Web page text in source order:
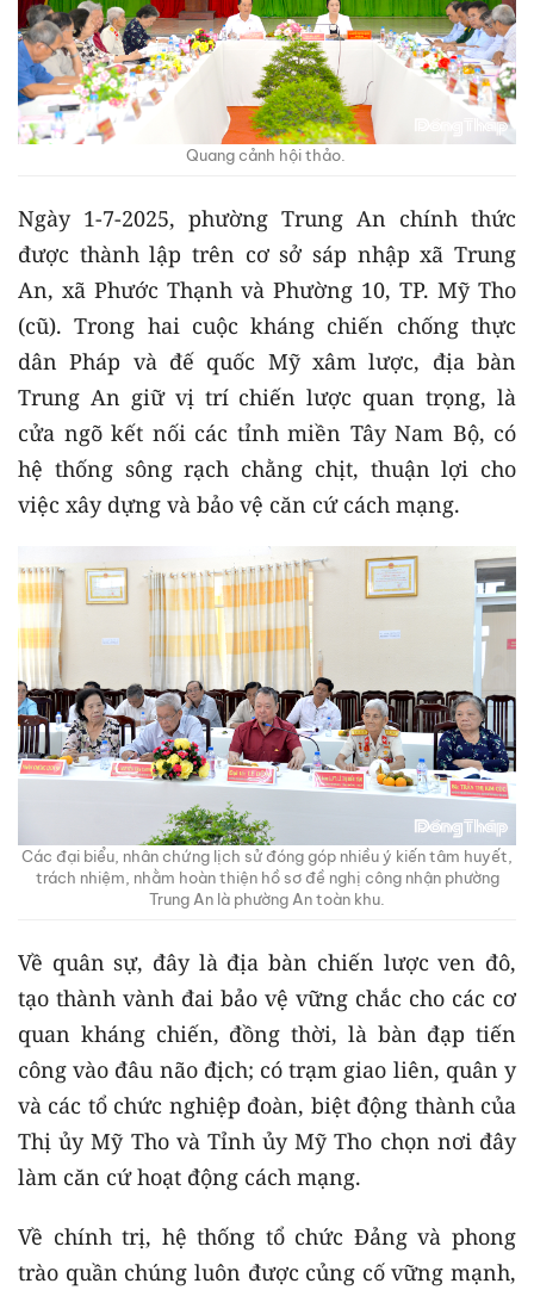
Quang cảnh hội thảo.
Ngày 1-7-2025, phường Trung An chính thức
được thành lập trên cơ sở sáp nhập xã Trung
An, xã Phước Thạnh và Phường 10, TP. Mỹ Tho
(cũ). Trong hai cuộc kháng chiến chống thực
dân Pháp và đế quốc Mỹ xâm lược, địa bàn
Trung An giữ vị trí chiến lược quan trọng, là
cửa ngõ kết nối các tỉnh miền Tây Nam Bộ, có
hệ thống sông rạch chằng chịt, thuận lợi cho
việc xây dựng và bảo vệ căn cứ cách mạng.
Các đại biểu, nhân chứng lịch sử đóng góp nhiều ý kiến tâm huyết,
trách nhiệm, nhằm hoàn thiện hồ sơ đề nghị công nhận phường
Trung An là phường An toàn khu.
Về quân sự, đây là địa bàn chiến lược ven đô,
tạo thành vành đai bảo vệ vững chắc cho các cơ
quan kháng chiến, đồng thời, là bàn đạp tiến
công vào đâu não địch; có trạm giao liên, quân y
và các tổ chức nghiệp đoàn, biệt động thành của
Thị ủy Mỹ Tho và Tỉnh ủy Mỹ Tho chọn nơi đây
làm căn cứ hoạt động cách mạng.
Về chính trị, hệ thống tổ chức Đảng và phong
trào quần chúng luôn được củng cố vững mạnh,